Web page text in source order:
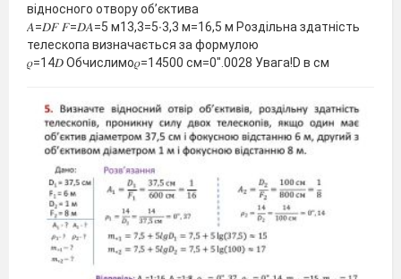
відносного отвору об’єктива
𝐴=𝐷𝐹 𝐹=𝐷𝐴=5 м13,3=5∙3,3 м=16,5 м Роздільна здатність
телескопа визначається за формулою
𝜌=14𝐷 Обчислимо𝜌=14500 см=0".0028 Увага!D в см